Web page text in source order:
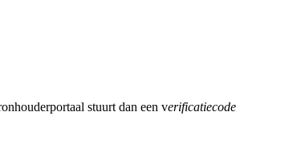
stuurt dan een verificatiecode